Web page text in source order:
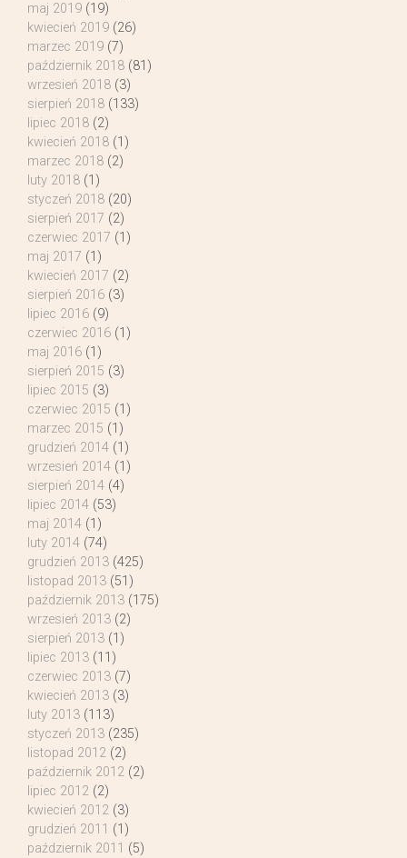
maj 2019 (19)
kwiecień 2019 (26)
marzec 2019 (7)
październik 2018 (81)
wrzesień 2018 (3)
sierpień 2018 (133)
lipiec 2018 (2)
kwiecień 2018 (1)
marzec 2018 (2)
luty 2018 (1)
styczeń 2018 (20)
sierpień 2017 (2)
czerwiec 2017 (1)
maj 2017 (1)
kwiecień 2017 (2)
sierpień 2016 (3)
lipiec 2016 (9)
czerwiec 2016 (1)
maj 2016 (1)
sierpień 2015 (3)
lipiec 2015 (3)
czerwiec 2015 (1)
marzec 2015 (1)
grudzień 2014 (1)
wrzesień 2014 (1)
sierpień 2014 (4)
lipiec 2014 (53)
maj 2014 (1)
luty 2014 (74)
grudzień 2013 (425)
listopad 2013 (51)
październik 2013 (175)
wrzesień 2013 (2)
sierpień 2013 (1)
lipiec 2013 (11)
czerwiec 2013 (7)
kwiecień 2013 (3)
luty 2013 (113)
styczeń 2013 (235)
listopad 2012 (2)
październik 2012 (2)
lipiec 2012 (2)
kwiecień 2012 (3)
grudzień 2011 (1)
październik 2011 (5)